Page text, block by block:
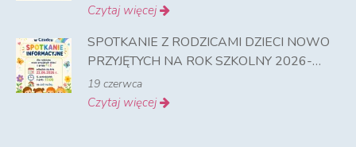
Czytaj więcej
SPOTKANIE Z RODZICAMI DZIECI NOWO
PRZYJĘTYCH NA ROK SZKOLNY 2026-
2027
19 czerwca
Czytaj więcej